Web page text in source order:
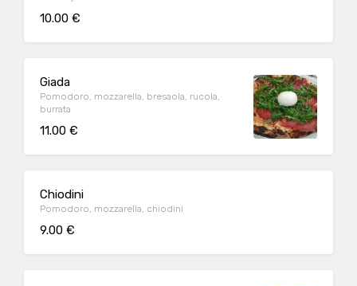
10.00 €
Giada
Pomodoro, mozzarella, bresaola, rucola,
burrata
11.00 €
Chiodini
Pomodoro, mozzarella, chiodini
9.00 €